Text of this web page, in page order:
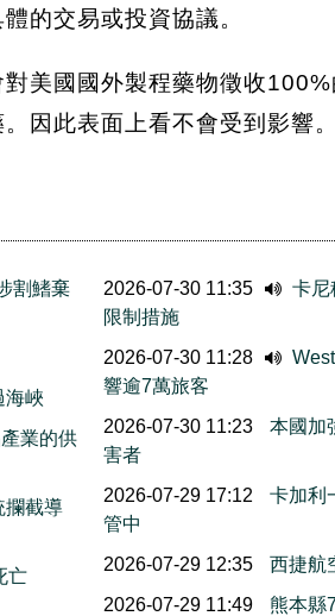
的交易或投資協議。
美國國外製程藥物徵收
因此表面上看不會受到影響。
割鰭棄
海峽
業的供
攔截導
亡
2026-07-30 11:35
卡尼
限制措施
2026-07-30 11:28
響逾7萬旅客
2026-07-30 11:23
本國加
害者
2026-07-29 17:12
卡加利
管中
2026-07-29 12:35
西捷航
2026-07-29 11:49
熊本縣